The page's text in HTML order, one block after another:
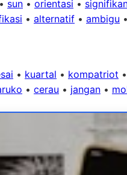
• sun • orientasi •
• alternatif • ambigu •
• kuartal • kompatriot •
• cerau • jangan •